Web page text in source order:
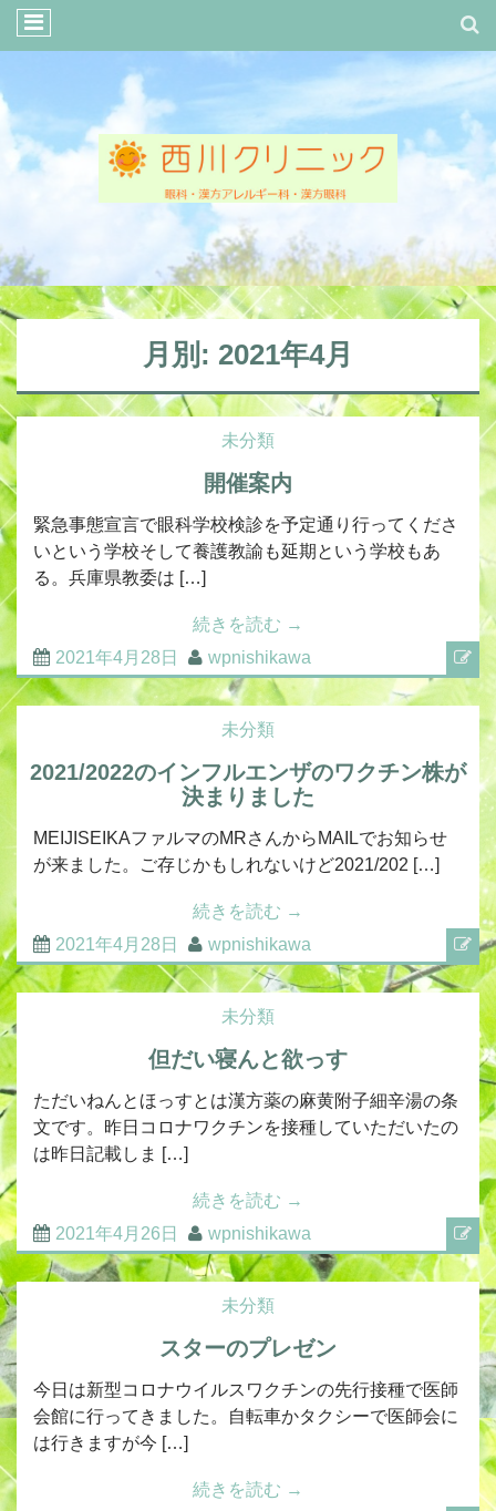
月別: 2021年4月
未分類
開催案内
緊急事態宣言で眼科学校検診を予定通り行ってくださ
いという学校そして養護教諭も延期という学校もあ
る。兵庫県教委は […]
続きを読む →
2021年4月28日
wpnishikawa
未分類
2021/2022のインフルエンザのワクチン株が
決まりました
MEIJISEIKAファルマのMRさんからMAILでお知らせ
が来ました。ご存じかもしれないけど2021/202 […]
続きを読む →
2021年4月28日
wpnishikawa
未分類
但だい寝んと欲っす
ただいねんとほっすとは漢方薬の麻黄附子細辛湯の条
文です。昨日コロナワクチンを接種していただいたの
は昨日記載しま […]
続きを読む →
2021年4月26日
wpnishikawa
未分類
スターのプレゼン
今日は新型コロナウイルスワクチンの先行接種で医師
会館に行ってきました。自転車かタクシーで医師会に
は行きますが今 […]
続きを読む →